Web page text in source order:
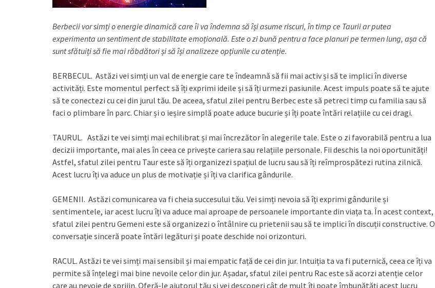
Berbecii vor simți o energie dinamică care îi va îndemna să își asume riscuri, în timp ce Taurii ar putea
experimenta un sentiment de stabilitate emoțională. Este o zi bună pentru a face planuri pe termen lung, așa că
sunt sfătuiți să fie mai răbdători și să își analizeze opțiunile cu atenție.
BERBECUL. Astăzi vei simți un val de energie care te îndeamnă să fii mai activ și să te implici în diverse
activități. Este momentul perfect să îți exprimi ideile și să îți urmezi pasiunile. Acest impuls poate să te ajute
să te conectezi cu cei din jurul tău. De aceea, sfatul zilei pentru Berbec este să petreci timp cu familia sau să
faci o plimbare în parc. Chiar și o ieșire simplă poate aduce bucurie și îți poate întări relațiile cu cei dragi.
TAURUL. Astăzi te vei simți mai echilibrat și mai încrezător în alegerile tale. Este o zi favorabilă pentru a lua
decizii importante, mai ales în ceea ce privește cariera sau relațiile personale. Fii deschis la noi oportunități!
Astfel, sfatul zilei pentru Taur este să îți organizezi spațiul de lucru sau să îți reîmprospătezi rutina zilnică.
Acest lucru îți va aduce un plus de motivație și îți va clarifica gândurile.
GEMENII. Astăzi comunicarea va fi cheia succesului tău. Vei simți nevoia să îți exprimi gândurile și
sentimentele, iar acest lucru îți va aduce mai aproape de persoanele importante din viața ta. În acest context,
sfatul zilei pentru Gemeni este să organizezi o întâlnire cu prietenii sau să te implici în discuții constructive. O
conversație sinceră poate întări legături și poate deschide noi orizonturi.
RACUL. Astăzi te vei simți mai sensibil și mai empatic față de cei din jur. Intuiția ta va fi puternică, ceea ce îți va
permite să înțelegi mai bine nevoile celor din jur. Așadar, sfatul zilei pentru Rac este să acorzi atenție celor
care au nevoie de sprijin. Oferă-le ajutorul tău și vei descoperi cât de mult îți poate îmbunătăți acest lucru